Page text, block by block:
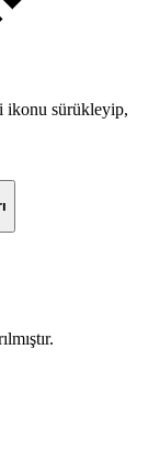
ikonu sürükleyip,